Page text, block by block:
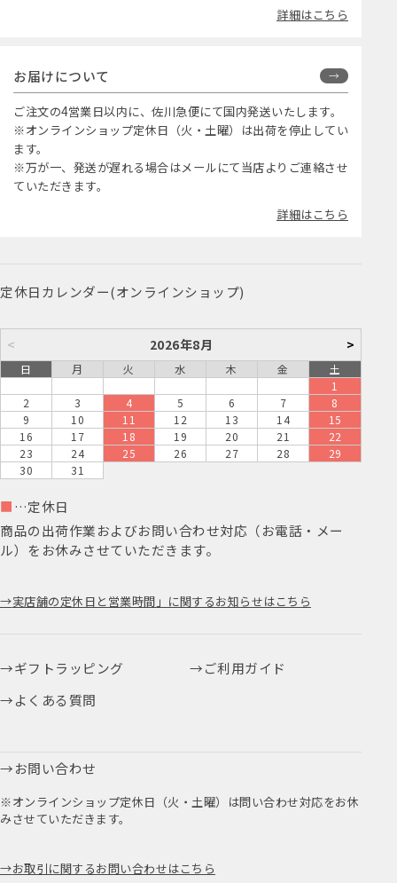
詳細はこちら
お届けについて
ご注文の4営業日以内に、佐川急便にて国内発送いたします。
※オンラインショップ定休日（火・土曜）は出荷を停止してい
ます。
※万が一、発送が遅れる場合はメールにて当店よりご連絡させ
ていただきます。
詳細はこちら
定休日カレンダー(オンラインショップ)
< 2026年8月 >
日 月 火 水 木 金
土
1
2
3 4 5 6 7
8
9
10 11 12 13 14
15
16
17 18 19 20 21
22
23
24 25 26 27 28
29
30
31
■ …定休日
商品の出荷作業およびお問い合わせ対応（お電話・メー
ル）をお休みさせていただきます。
実店舗の定休日と営業時間」に関するお知らせはこちら
ギフトラッピング
ご利用ガイド
よくある質問
お問い合わせ
※オンラインショップ定休日（火・土曜）は問い合わせ対応をお休
みさせていただきます。
お取引に関するお問い合わせはこちら